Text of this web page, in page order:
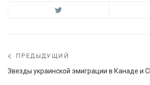
Навигация
по
ПРЕДЫДУЩИЙ
Предыдущий
Звезды украинской эмиграции в Канаде и